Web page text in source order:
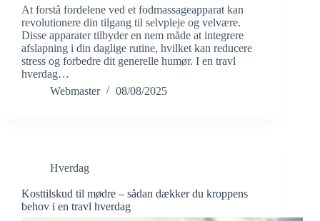
At forstå fordelene ved et fodmassageapparat kan
revolutionere din tilgang til selvpleje og velvære.
Disse apparater tilbyder en nem måde at integrere
afslapning i din daglige rutine, hvilket kan reducere
stress og forbedre dit generelle humør. I en travl
hverdag…
Webmaster
08/08/2025
Hverdag
Kosttilskud til mødre – sådan dækker du kroppens
behov i en travl hverdag